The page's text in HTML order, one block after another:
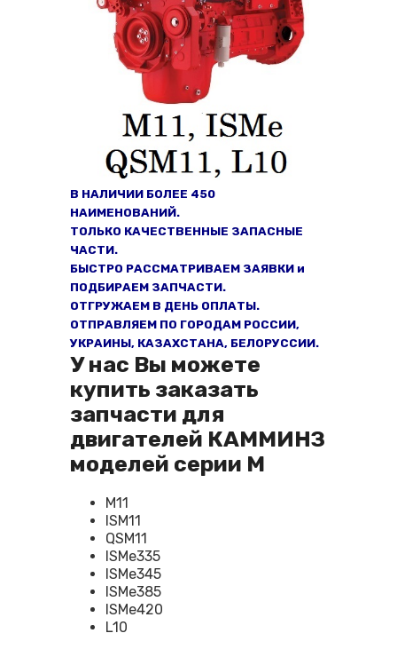
В НАЛИЧИИ БОЛЕЕ 450
НАИМЕНОВАНИЙ.
ТОЛЬКО КАЧЕСТВЕННЫЕ ЗАПАСНЫЕ
ЧАСТИ.
БЫСТРО РАССМАТРИВАЕМ ЗАЯВКИ и
ПОДБИРАЕМ ЗАПЧАСТИ.
ОТГРУЖАЕМ В ДЕНЬ ОПЛАТЫ.
ОТПРАВЛЯЕМ ПО ГОРОДАМ РОССИИ,
УКРАИНЫ, КАЗАХСТАНА, БЕЛОРУССИИ.
У нас Вы можете
купить заказать
запчасти для
двигателей КАММИНЗ
моделей серии M
M11
ISM11
QSM11
ISMe335
ISMe345
ISMe385
ISMe420
L10